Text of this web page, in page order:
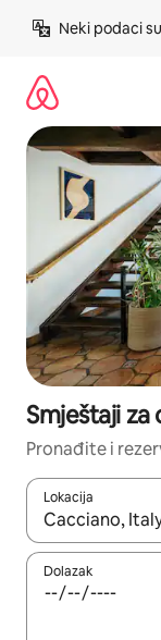
Neki podaci
Smještaji za
Pronađite i
Lokacija
Kad rezultati
Dolazak